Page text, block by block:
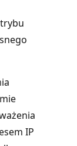
IP